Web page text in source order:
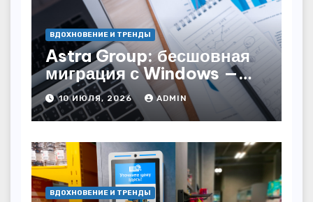
ВДОХНОВЕНИЕ И ТРЕНДЫ
Astra Group: бесшовная
миграция с Windows —
как сохранить бизнес-
непрерывность
10 ИЮЛЯ, 2026 ADMIN
ВДОХНОВЕНИЕ И ТРЕНДЫ